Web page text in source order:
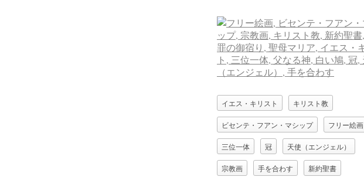
イエス・キリスト キリスト教
ビセンテ・フアン・マシップ フリー絵画
三位一体 冠 天使（エンジェル）
宗教画 手を合わす 新約聖書